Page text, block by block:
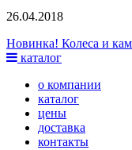
26.04.2018
Новинка! Колеса и
каталог
о компании
каталог
цены
доставка
контакты